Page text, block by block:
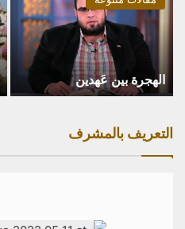
الهجرة بين عَهدين
التعريف بالمشرف